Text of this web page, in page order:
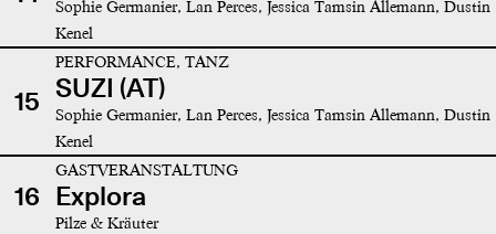
Sophie Germanier, Lan Perces, Jessica Tamsin Allemann, Dustin
Kenel
15
PERFORMANCE, TANZ
SUZI (AT)
Sophie Germanier, Lan Perces, Jessica Tamsin Allemann, Dustin
Kenel
16
GASTVERANSTALTUNG
Explora
Pilze & Kräuter